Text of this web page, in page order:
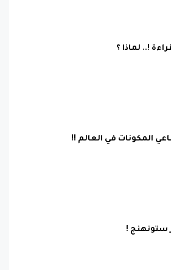
!.. لماذا ؟
المكونات في العالم !!
ستونهنج !